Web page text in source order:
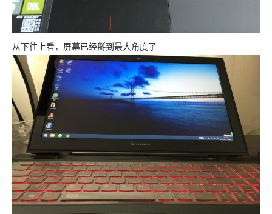
从下往上看，屏幕已经掰到最大角度了